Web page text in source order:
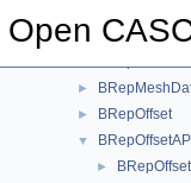
Open BRepMAT2d
►
► BRepOffset
▼ BRepOffsetAPI
►